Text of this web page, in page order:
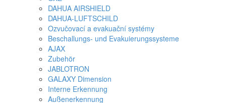
DAHUA AIRSHIELD
DAHUA-LUFTSCHILD
Ozvučovací a evakuační systémy
Beschallungs- und Evakuierungssysteme
AJAX
Zubehör
JABLOTRON
GALAXY Dimension
Interne Erkennung
Außenerkennung